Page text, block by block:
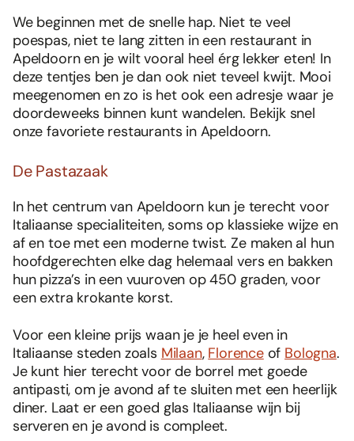
We beginnen met de snelle hap. Niet te veel
poespas, niet te lang zitten in een restaurant in
Apeldoorn en je wilt vooral heel érg lekker eten! In
deze tentjes ben je dan ook niet teveel kwijt. Mooi
meegenomen en zo is het ook een adresje waar je
doordeweeks binnen kunt wandelen. Bekijk snel
onze favoriete restaurants in Apeldoorn.
De Pastazaak
In het centrum van Apeldoorn kun je terecht voor
Italiaanse specialiteiten, soms op klassieke wijze en
af en toe met een moderne twist. Ze maken al hun
hoofdgerechten elke dag helemaal vers en bakken
hun pizza’s in een vuuroven op 450 graden, voor
een extra krokante korst.
Voor een kleine prijs waan je je heel even in
Italiaanse steden zoals Milaan, Florenceof Bologna.
Je kunt hier terecht voor de borrel met goede
antipasti, om je avond af te sluiten met een heerlijk
diner. Laat er een goed glas Italiaanse wijn bij
serveren en je avond is compleet.